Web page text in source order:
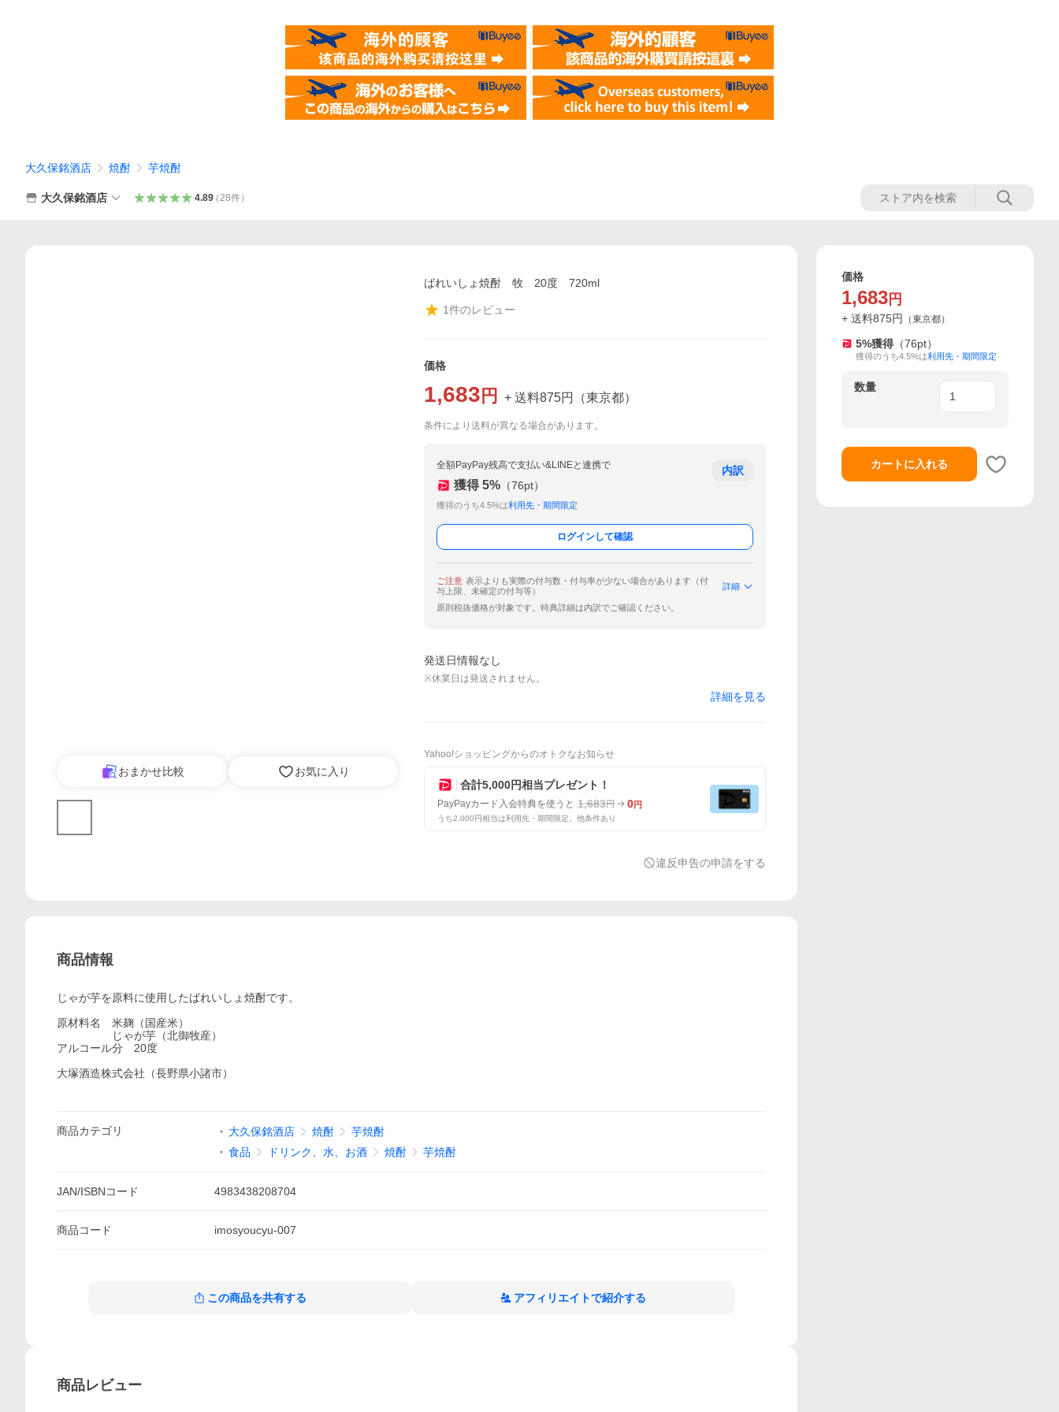
大久保銘酒店 焼酎 芋焼酎
大久保銘酒店 4.89（28件）
おまかせ比較 お気に入り
ばれいしょ焼酎 牧 20度 720ml
1件のレビュー
価格
1,683 円 + 送料875円 （東京都）
条件により送料が異なる場合があります。
全額PayPay残高で支払い&LINEと連携で
獲得 5% （76pt）
獲得のうち4.5%は利用先・期間限定
内訳
ログインして確認
ご注意 表示よりも実際の付与数・付与率が少ない場合があります（付
与上限、未確定の付与等）
詳細
原則税抜価格が対象です。特典詳細は内訳でご確認ください。
発送日情報なし
※休業日は発送されません。
詳細を見る
Yahoo!ショッピングからのオトクなお知らせ
合計5,000円相当プレゼント！
PayPayカード入会特典を使うと 1,683円 0円
うち2,000円相当は利用先・期間限定。他条件あり
違反申告の申請をする
商品情報
じゃが芋を原料に使用したばれいしょ焼酎です。
原材料名 米麹（国産米）
じゃが芋（北御牧産）
アルコール分 20度
大塚酒造株式会社（長野県小諸市）
商品カテゴリ 大久保銘酒店 焼酎
芋焼酎
食品
ドリンク、水、お酒 焼酎 芋焼酎
JAN/ISBNコード 4983438208704
商品コード imosyoucyu-007
この商品を共有する アフィリエイトで紹介する
商品レビュー
価格
1,683 円
+ 送料875円 （東京都）
5%獲得 （76pt）
獲得のうち4.5%は利用先・期間限定
数量
カートに入れる